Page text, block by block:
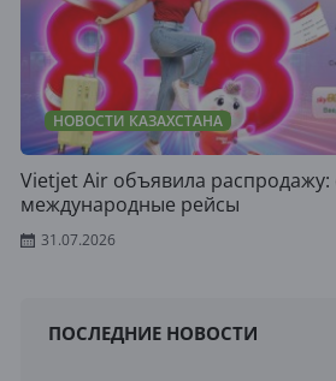
НОВОСТИ КАЗАХСТАНА
Vietjet Air объявила распродажу:
международные рейсы
31.07.2026
ПОСЛЕДНИЕ НОВОСТИ